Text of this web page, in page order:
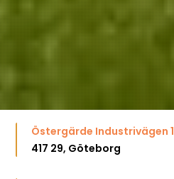
Östergärde Industrivägen 1
417 29, Göteborg